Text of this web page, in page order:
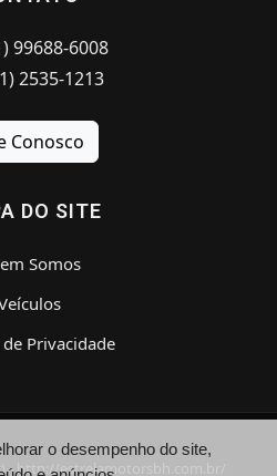
99688-6008
2535-1213
Conosco
DO SITE
Somos
Privacidade
- http://estrelamotorsbh.com.br/
o desempenho do site,